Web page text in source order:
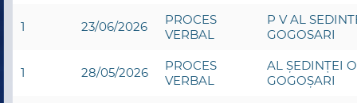
1 23/06/2026
PROCES
VERBAL
P V AL
GOGOSARI
1 28/05/2026
PROCES
VERBAL
AL ȘEDINȚEI
GOGOȘARI